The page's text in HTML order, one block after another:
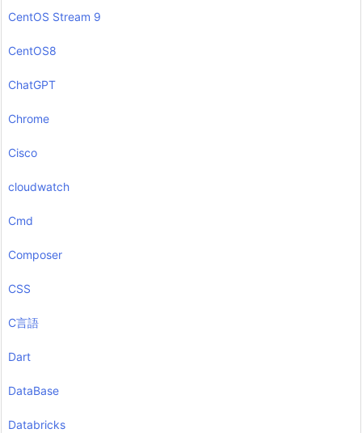
CentOS Stream 9
CentOS8
ChatGPT
Chrome
Cisco
cloudwatch
Cmd
Composer
CSS
C言語
Dart
DataBase
Databricks